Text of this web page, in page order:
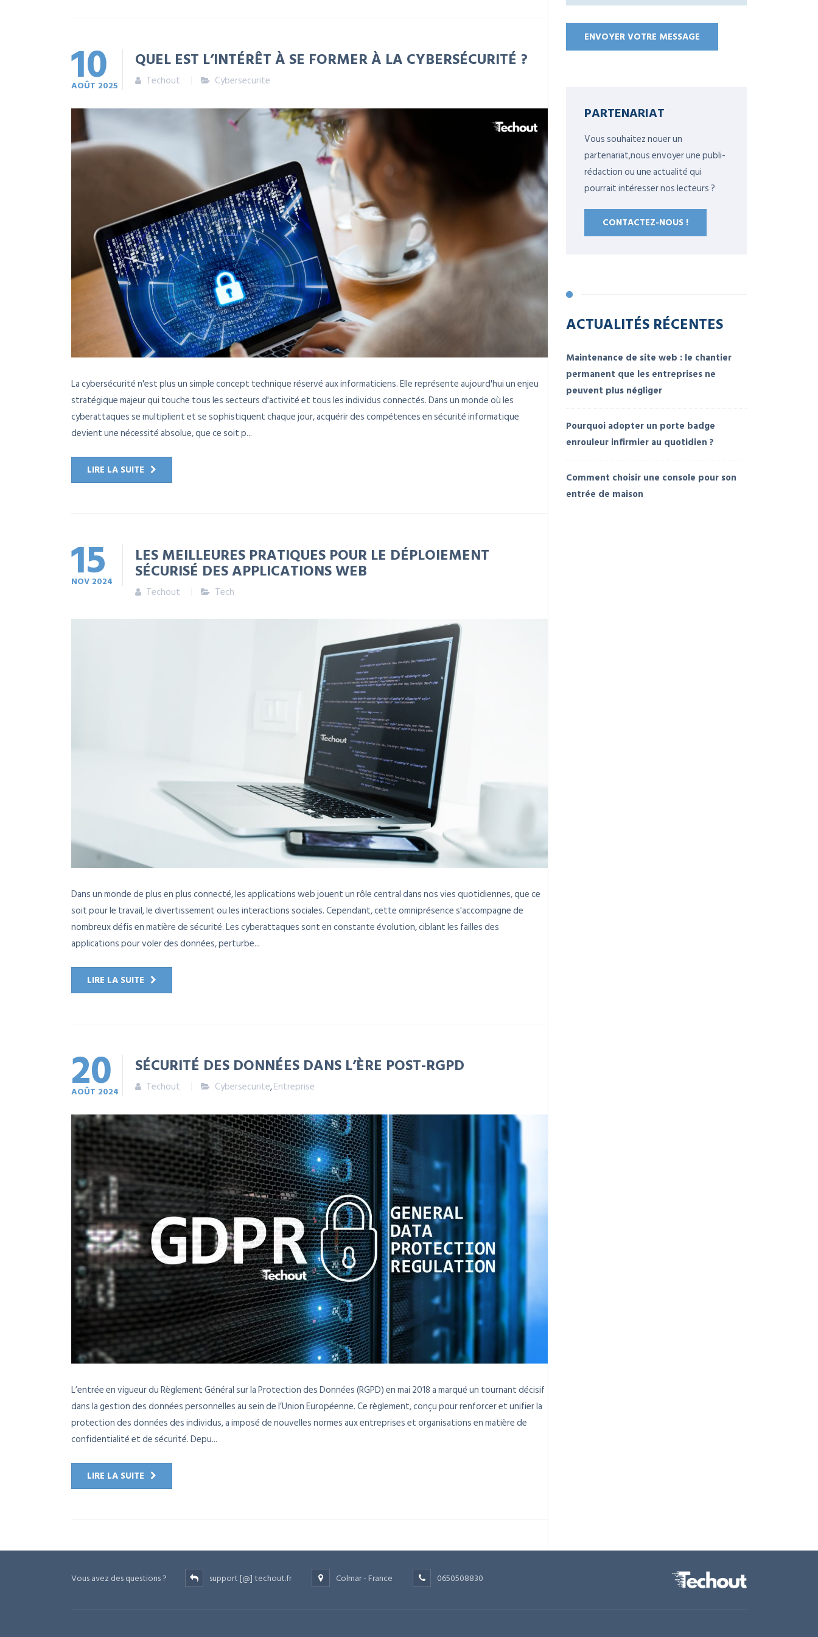
10
AOÛT 2025
QUEL EST L’INTÉRÊT À SE FORMER À LA CYBERSÉCURITÉ ?
Techout Cybersecurite
La cybersécurité n'est plus un simple concept technique réservé aux informaticiens. Elle représente aujourd'hui un enjeu
stratégique majeur qui touche tous les secteurs d'activité et tous les individus connectés. Dans un monde où les
cyberattaques se multiplient et se sophistiquent chaque jour, acquérir des compétences en sécurité informatique
devient une nécessité absolue, que ce soit p...
LIRE LA SUITE
15
NOV 2024
LES MEILLEURES PRATIQUES POUR LE DÉPLOIEMENT
SÉCURISÉ DES APPLICATIONS WEB
Techout Tech
Dans un monde de plus en plus connecté, les applications web jouent un rôle central dans nos vies quotidiennes, que ce
soit pour le travail, le divertissement ou les interactions sociales. Cependant, cette omniprésence s'accompagne de
nombreux défis en matière de sécurité. Les cyberattaques sont en constante évolution, ciblant les failles des
applications pour voler des données, perturbe...
LIRE LA SUITE
20
AOÛT 2024
SÉCURITÉ DES DONNÉES DANS L’ÈRE POST-RGPD
Techout Cybersecurite,Entreprise
L’entrée en vigueur du Règlement Général sur la Protection des Données (RGPD) en mai 2018 a marqué un tournant décisif
dans la gestion des données personnelles au sein de l’Union Européenne. Ce règlement, conçu pour renforcer et unifier la
protection des données des individus, a imposé de nouvelles normes aux entreprises et organisations en matière de
confidentialité et de sécurité. Depu...
LIRE LA SUITE
PARTENARIAT
Vous souhaitez nouer un
partenariat,nous envoyer une publi-
rédaction ou une actualité qui
pourrait intéresser nos lecteurs ?
CONTACTEZ-NOUS !
ACTUALITÉS RÉCENTES
Maintenance de site web : le chantier
permanent que les entreprises ne
peuvent plus négliger
Pourquoi adopter un porte badge
enrouleur infirmier au quotidien ?
Comment choisir une console pour son
entrée de maison
Vous avez des questions ? support [@] techout.fr Colmar - France 0650508830